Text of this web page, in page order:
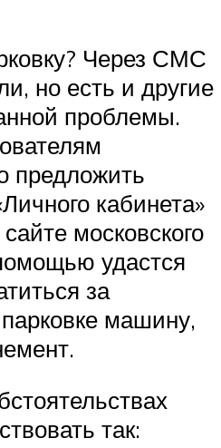
Через СМС
но есть и другие
проблемы.
предложить
кабинета»
московского
удастся
за
машину,
так: